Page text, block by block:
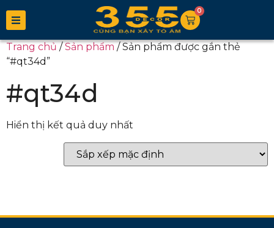
0
Trang chủ/Sản phẩm/ Sản phẩm được gắn thẻ
“#qt34d”
#qt34d
Hiển thị kết quả duy nhất